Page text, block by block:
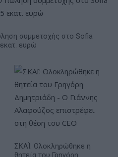
συμμετοχής στο Sofia
ευρώ
ΣΚΑΪ: Ολοκληρώθηκε η
θητεία του Γρηγόρη